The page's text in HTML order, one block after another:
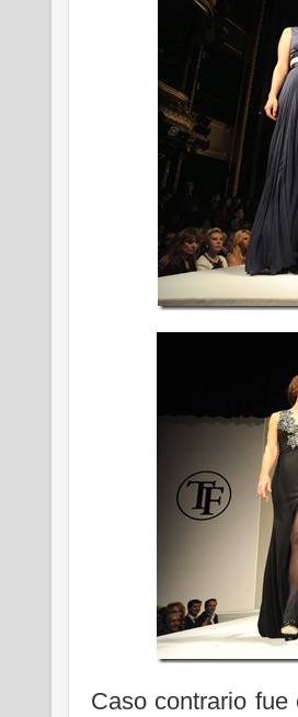
Caso contrario fue